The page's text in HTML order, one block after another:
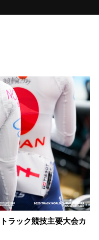
ラック競技主要大会カ